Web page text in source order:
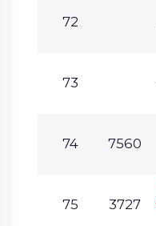
72
73
74 7560
75 3727